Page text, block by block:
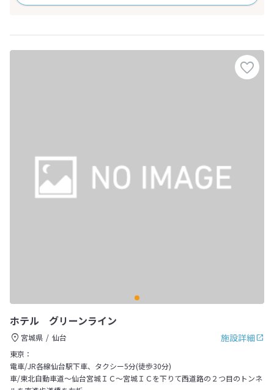
ホテル グリーンライン
施設詳細
宮城県
仙台
東京：
電車/JR各線仙台駅下車、タクシー5分(徒歩30分)
車/東北自動車道～仙台宮城ＩＣ～宮城ＩＣを下りて西道路の２つ目のトンネ